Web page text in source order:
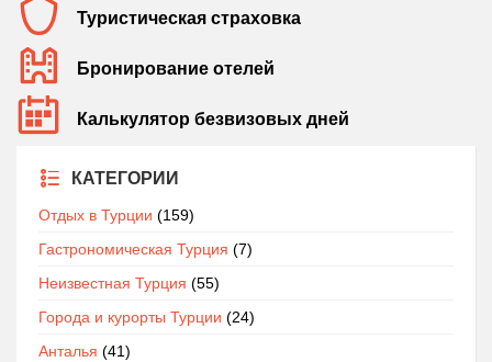
Туристическая страховка
Бронирование отелей
Калькулятор безвизовых дней
КАТЕГОРИИ
Отдых в Турции (159)
Гастрономическая Турция (7)
Неизвестная Турция (55)
Города и курорты Турции (24)
Анталья (41)